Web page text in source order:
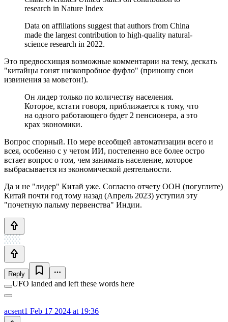
research in Nature Index
Data on affiliations suggest that authors from China
made the largest contribution to high-quality natural-
science research in 2022.
Это предвосхищая возможные комментарии на тему, дескать
"китайцы гонят низкопробное фуфло" (приношу свои
извинения за моветон!).
Он лидер только по количеству населения.
Которое, кстати говоря, приближается к тому, что
на одного работающего будет 2 пенсионера, а это
крах экономики.
Вопрос спорный. По мере всеобщей автоматизации всего и
всея, особенно с у четом ИИ, постепенно все более остро
встает вопрос о том, чем занимать население, которое
выбрасывается из экономической деятельности.
Да и не "лидер" Китай уже. Согласно отчету ООН (погуглите)
Китай почти год тому назад (Апрель 2023) уступил эту
"почетную пальму первенства" Индии.
Reply
UFO landed and left these words here
acsent1 Feb 17 2024 at 19:36